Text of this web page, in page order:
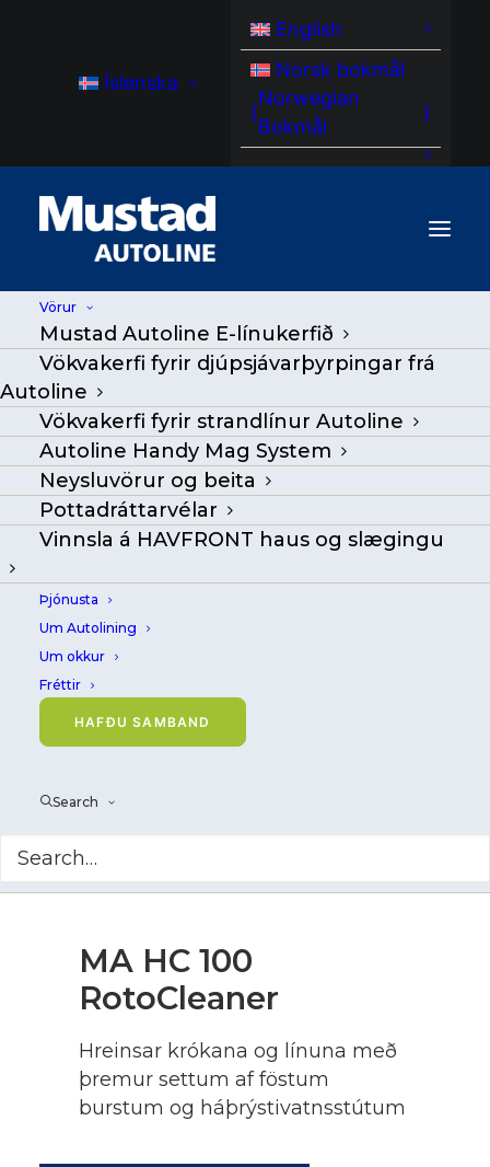
Íslenska
English
Norsk bokmål
(
Norwegian
Bokmål
)
Vörur
Mustad Autoline E-línukerfið
Vökvakerfi fyrir djúpsjávarþyrpingar frá
Autoline
Vökvakerfi fyrir strandlínur Autoline
Autoline Handy Mag System
Neysluvörur og beita
Pottadráttarvélar
Vinnsla á HAVFRONT haus og slægingu
Þjónusta
Um Autolining
Um okkur
Fréttir
HAFÐU SAMBAND
Search
MA HC 100 RotoCleaner
Heim/Vörur|Go Back|
MA HC 100
RotoCleaner
Hreinsar krókana og línuna með
þremur settum af föstum
burstum og háþrýstivatnsstútum